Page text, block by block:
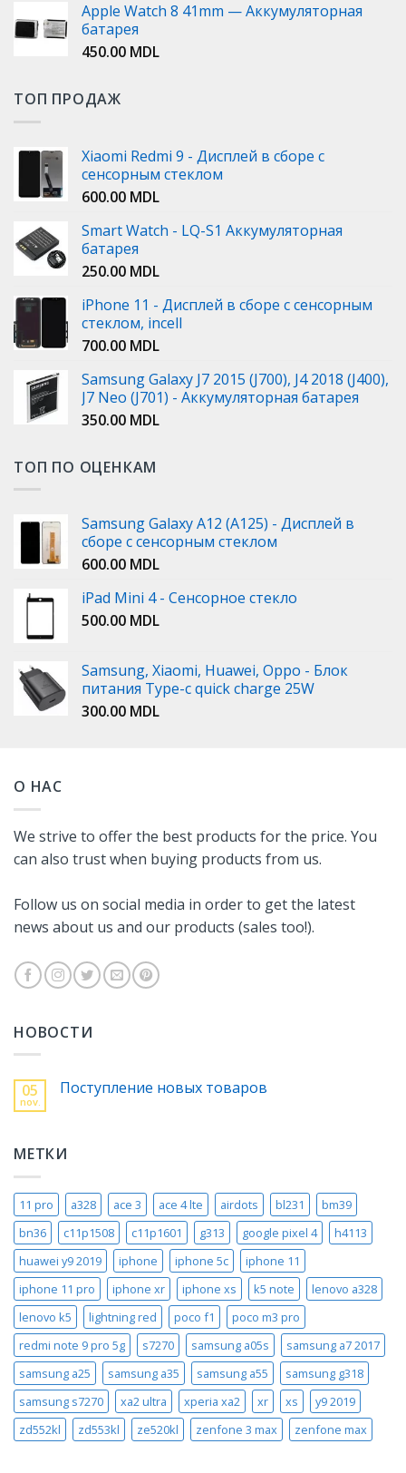
Apple Watch 8 41mm — Аккумуляторная
батарея
450.00 MDL
ТОП ПРОДАЖ
Xiaomi Redmi 9 - Дисплей в сборе с
сенсорным стеклом
600.00 MDL
Smart Watch - LQ-S1 Аккумуляторная
батарея
250.00 MDL
iPhone 11 - Дисплей в сборе с сенсорным
стеклом, incell
700.00 MDL
Samsung Galaxy J7 2015 (J700), J4 2018 (J400),
J7 Neo (J701) - Аккумуляторная батарея
350.00 MDL
ТОП ПО ОЦЕНКАМ
Samsung Galaxy A12 (A125) - Дисплей в
сборе с сенсорным стеклом
600.00 MDL
iPad Mini 4 - Сенсорное стекло
500.00 MDL
Samsung, Xiaomi, Huawei, Oppo - Блок
питания Type-c quick charge 25W
300.00 MDL
О НАС
We strive to offer the best products for the price. You
can also trust when buying products from us.
Follow us on social media in order to get the latest
news about us and our products (sales too!).
НОВОСТИ
05
nov.
Поступление новых товаров
МЕТКИ
11 pro a328 ace 3 ace 4 lte airdots bl231
bm39
bn36
c11p1508 c11p1601 g313 google pixel 4
h4113
huawei y9 2019
iphone iphone 5c
iphone 11
iphone 11 pro
iphone xr iphone xs k5 note
lenovo a328
lenovo k5
lightning red poco f1
poco m3 pro
redmi note 9 pro 5g
s7270 samsung a05s
samsung a7 2017
samsung a25
samsung a35 samsung a55
samsung g318
samsung s7270
xa2 ultra xperia xa2 xr xs
y9 2019
zd552kl
zd553kl ze520kl zenfone 3 max zenfone max